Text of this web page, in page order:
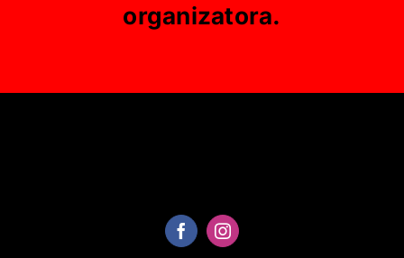
organizatora.